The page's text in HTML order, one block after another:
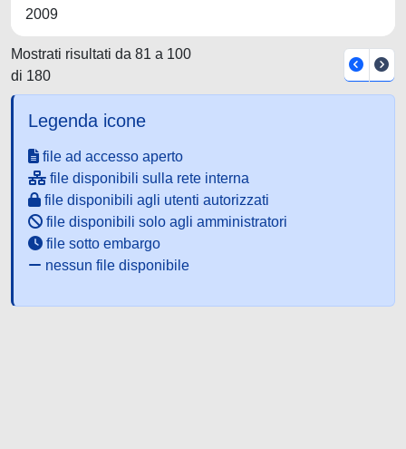
2009
Mostrati risultati da 81 a 100
di 180
Legenda icone
file ad accesso aperto
file disponibili sulla rete interna
file disponibili agli utenti autorizzati
file disponibili solo agli amministratori
file sotto embargo
nessun file disponibile